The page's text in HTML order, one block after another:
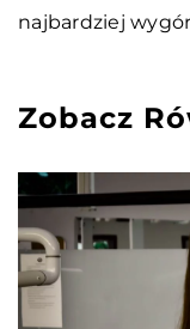
najbardziej
Zobacz